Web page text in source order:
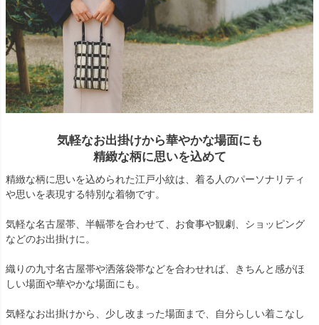
気軽なお出掛けから華やかな場面にも
精緻な柄に思いを込めて
精緻な柄に思いを込められた江戸小紋は、着る人のパーソナリティ
や思いを表現する特別な着物です。
気軽な名古屋帯、半幅帯を合わせて、お食事や観劇、ショッピング
などのお出掛けに。
織りの九寸名古屋帯や洒落袋帯などを合わせれば、きちんと感がほ
しい場面や華やかな場面にも。
気軽なお出掛けから、少し改まった場面まで、自分らしい着こなし